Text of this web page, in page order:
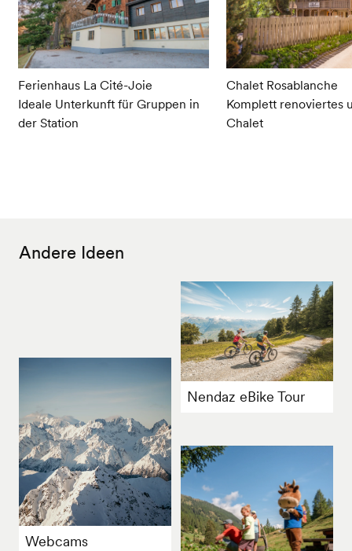
Ferienhaus La Cité-Joie
Ideale Unterkunft für Gruppen in
der Station
Chalet Rosablanche
Komplett renoviertes
Chalet
Andere Ideen
Nendaz eBike Tour
Webcams